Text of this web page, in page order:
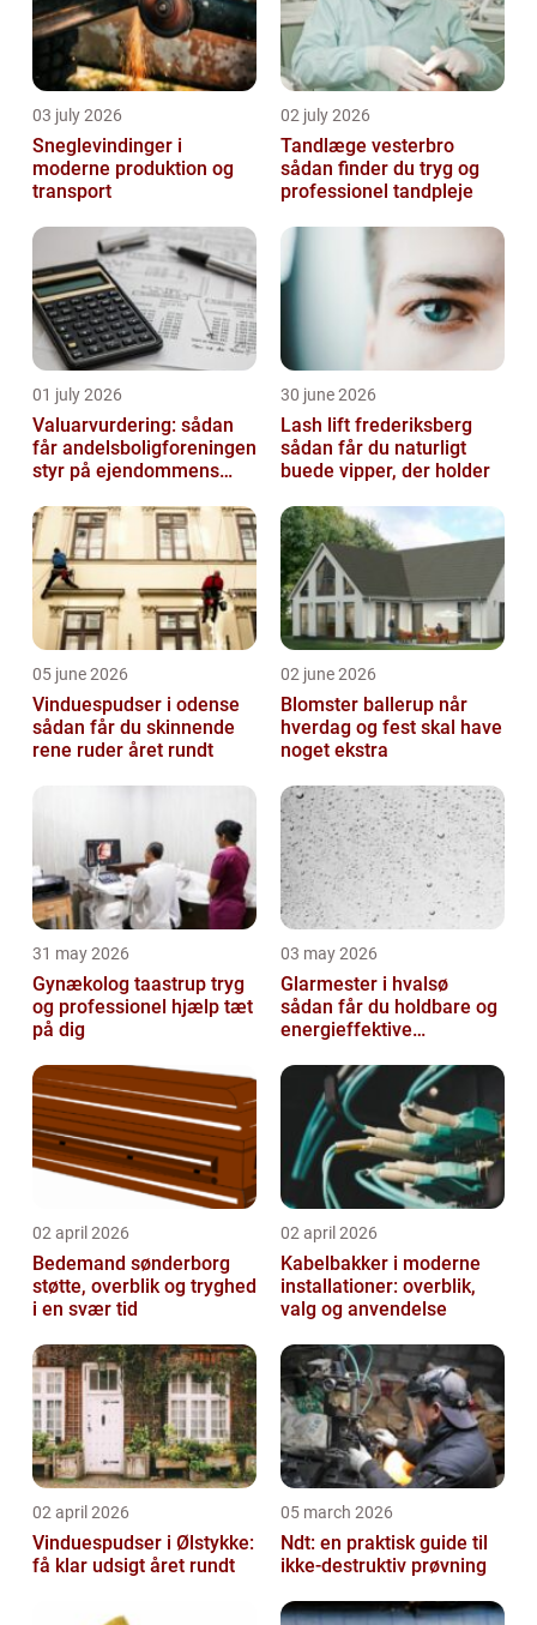
03 july 2026
Sneglevindinger i
moderne produktion og
transport
02 july 2026
Tandlæge vesterbro
sådan finder du tryg og
professionel tandpleje
01 july 2026
Valuarvurdering: sådan
får andelsboligforeningen
styr på ejendommens
30 june 2026
Lash lift frederiksberg
sådan får du naturligt
buede vipper, der holder
05 june 2026
Vinduespudser i odense
sådan får du skinnende
rene ruder året rundt
02 june 2026
Blomster ballerup når
hverdag og fest skal have
noget ekstra
31 may 2026
Gynækolog taastrup tryg
og professionel hjælp tæt
på dig
03 may 2026
Glarmester i hvalsø
sådan får du holdbare og
energieffektive
02 april 2026
Bedemand sønderborg
støtte, overblik og tryghed
i en svær tid
02 april 2026
Kabelbakker i moderne
installationer: overblik,
valg og anvendelse
02 april 2026
Vinduespudser i Ølstykke:
få klar udsigt året rundt
05 march 2026
Ndt: en praktisk guide til
ikke-destruktiv prøvning